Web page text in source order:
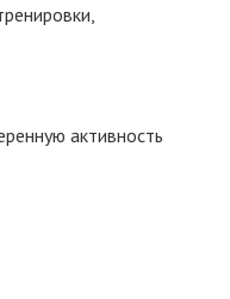
активность